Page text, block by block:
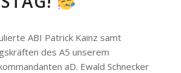
ABI Patrick Kainz samt
des A5 unserem
aD. Ewald Schnecker